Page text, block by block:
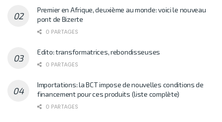
Premier en Afrique, deuxième au monde: voici le nouveau
pont de Bizerte
0 PARTAGES
Edito: transformatrices, rebondisseuses
0 PARTAGES
Importations: la BCT impose de nouvelles conditions de
financement pour ces produits (liste complète)
0 PARTAGES